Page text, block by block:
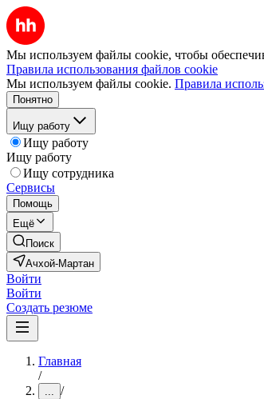
Мы используем файлы cookie, чтобы
Правила использования файлов cookie
Мы используем файлы cookie. Правила
Понятно
Ищу работу
Ищу работу
Ищу работу
Ищу сотрудника
Сервисы
Помощь
Ещё
Поиск
Ачхой-Мартан
Войти
Войти
Создать резюме
Главная
/
... /